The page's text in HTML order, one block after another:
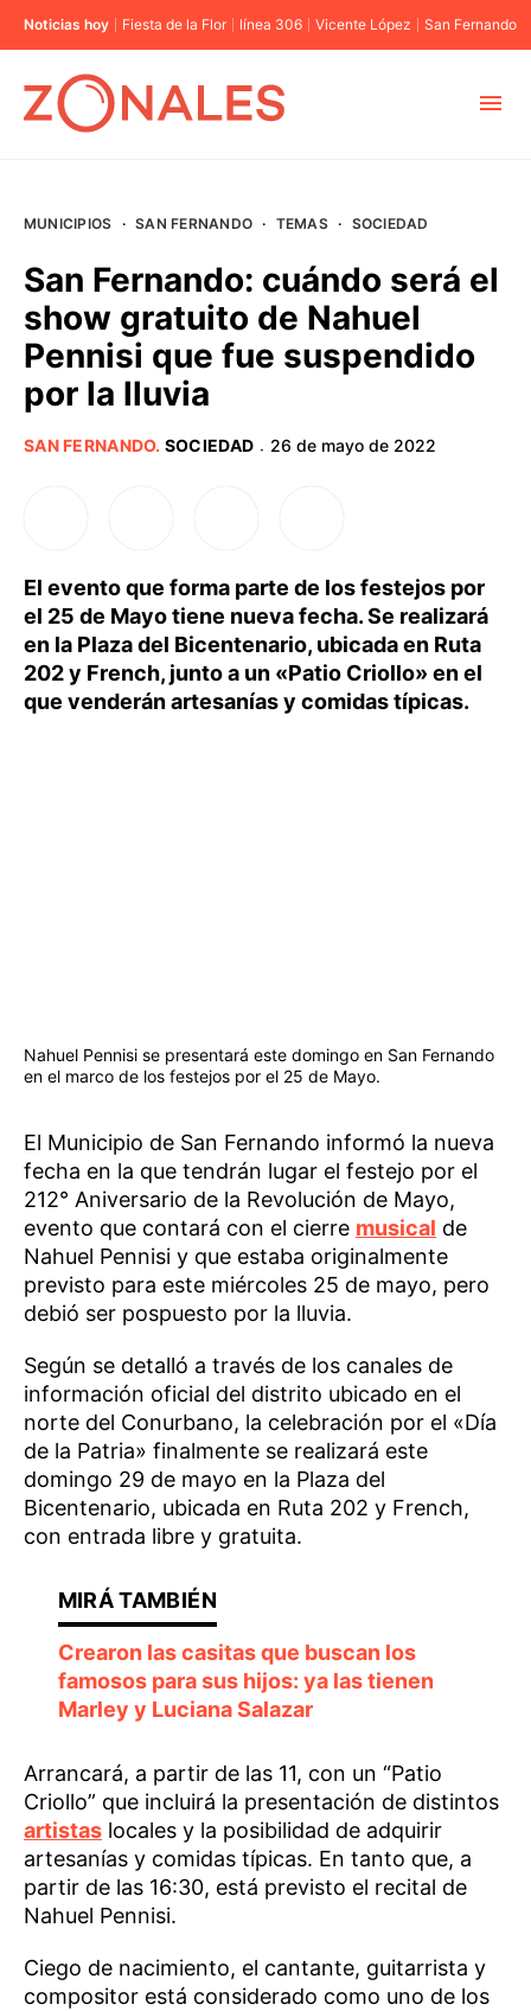
Noticias hoy Fiesta de la Flor línea 306 Vicente López San Fernando
BUENOS AIRES
PROVINCIAS
MUNICIPIOS · SAN FERNANDO · TEMAS · SOCIEDAD
San Fernando: cuándo será el
show gratuito de Nahuel
Pennisi que fue suspendido
por la lluvia
SAN FERNANDO. SOCIEDAD · 26 de mayo de 2022
El evento que forma parte de los festejos por
el 25 de Mayo tiene nueva fecha. Se realizará
en la Plaza del Bicentenario, ubicada en Ruta
202 y French, junto a un «Patio Criollo» en el
que venderán artesanías y comidas típicas.
Nahuel Pennisi se presentará este domingo en San Fernando
en el marco de los festejos por el 25 de Mayo.
El Municipio de San Fernando informó la nueva
fecha en la que tendrán lugar el festejo por el
212° Aniversario de la Revolución de Mayo,
evento que contará con el cierre musical de
Nahuel Pennisi y que estaba originalmente
previsto para este miércoles 25 de mayo, pero
debió ser pospuesto por la lluvia.
Según se detalló a través de los canales de
información oficial del distrito ubicado en el
norte del Conurbano, la celebración por el «Día
de la Patria» finalmente se realizará este
domingo 29 de mayo en la Plaza del
Bicentenario, ubicada en Ruta 202 y French,
con entrada libre y gratuita.
Crearon las casitas que buscan los
famosos para sus hijos: ya las tienen
Marley y Luciana Salazar
Arrancará, a partir de las 11, con un “Patio
Criollo” que incluirá la presentación de distintos
artistas locales y la posibilidad de adquirir
artesanías y comidas típicas. En tanto que, a
partir de las 16:30, está previsto el recital de
Nahuel Pennisi.
Ciego de nacimiento, el cantante, guitarrista y
compositor está considerado como uno de los